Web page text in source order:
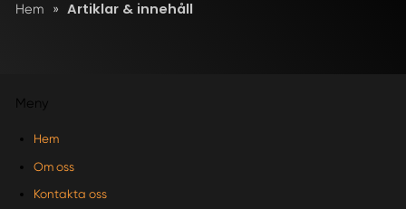
Hem
» Artiklar & innehåll
Meny
Hem
Om oss
Kontakta oss